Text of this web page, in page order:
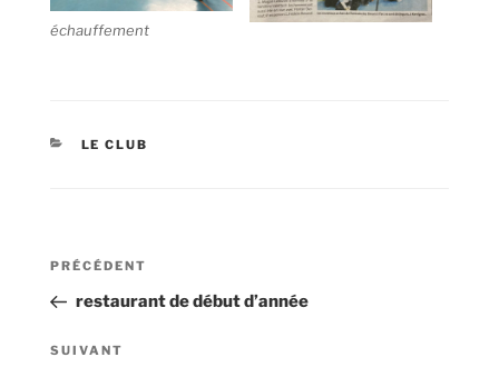
échauffement
CATÉGORIES
LE CLUB
Navigation
l’article
Article
précédent
PRÉCÉDENT
restaurant de début d’année
Article
SUIVANT